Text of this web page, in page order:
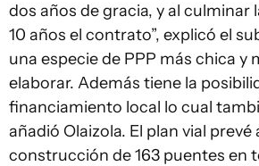
dos años de gracia, y al culminar
10 años el contrato”, explicó el
una especie de PPP más chica y
elaborar. Además tiene la
financiamiento local lo cual
añadió Olaizola. El plan vial prevé
construcción de 163 puentes en